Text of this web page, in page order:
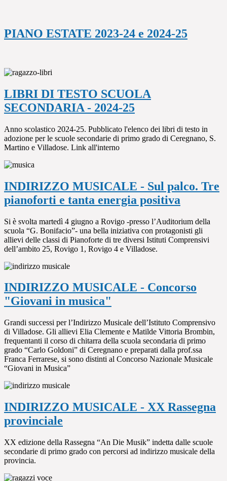
PIANO ESTATE 2023-24 e 2024-25
LIBRI DI TESTO SCUOLA
SECONDARIA - 2024-25
Anno scolastico 2024-25. Pubblicato l'elenco dei libri di testo in
adozione per le scuole secondarie di primo grado di Ceregnano, S.
Martino e Villadose. Link all'interno
INDIRIZZO MUSICALE - Sul palco. Tre
pianoforti e tanta energia positiva
Si è svolta martedì 4 giugno a Rovigo -presso l’Auditorium della
scuola “G. Bonifacio”- una bella iniziativa con protagonisti gli
allievi delle classi di Pianoforte di tre diversi Istituti Comprensivi
dell’ambito 25, Rovigo 1, Rovigo 4 e Villadose.
INDIRIZZO MUSICALE - Concorso
"Giovani in musica"
Grandi successi per l’Indirizzo Musicale dell’Istituto Comprensivo
di Villadose. Gli allievi Elia Clemente e Matilde Vittoria Brombin,
frequentanti il corso di chitarra della scuola secondaria di primo
grado “Carlo Goldoni” di Ceregnano e preparati dalla prof.ssa
Franca Ferrarese, si sono distinti al Concorso Nazionale Musicale
“Giovani in Musica”
INDIRIZZO MUSICALE - XX Rassegna
provinciale
XX edizione della Rassegna “An Die Musik” indetta dalle scuole
secondarie di primo grado con percorsi ad indirizzo musicale della
provincia.